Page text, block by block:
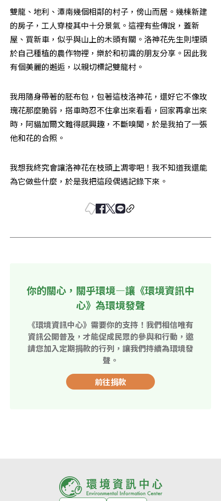
雙龍、地利、潭南幾個相鄰的村子，傍山而居。幾棟新建
的房子，工人穿梭其中十分景氣。這裡有些傳說，蓋新
屋、買新車，似乎與山上的木頭有關。洛神花先生則埋頭
於自己種植的農作物裡，樂於和初識的朋友分享。因此我
有個美麗的邂逅，以親切標記雙龍村。
我用隨身帶著的胚布包，包著這枝洛神花，還好它不像玫
瑰花那麼脆弱，搭車時忍不住拿出來看看，回家再拿出來
時，阿貓加爾文難得感興趣，不斷嗅聞，於是我拍了一張
他和花的合照。
我想我終究會讓洛神花在枝頭上凋零吧！我不知道我還能
為它做些什麼，於是我把這段偶遇記錄下來。
你的關心，關乎環境—讓《環境資訊中
心》為環境發聲
《環境資訊中心》需要你的支持！我們相信唯有
資訊公開普及，才能促成民眾的參與和行動，邀
請您加入定期捐款的行列，讓我們持續為環境發
聲。
前往捐款